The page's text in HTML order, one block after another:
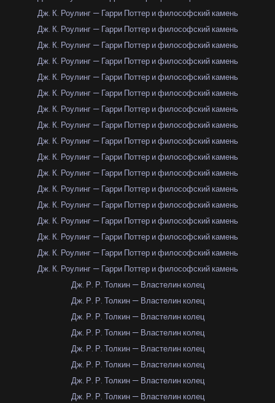
Дж. К. Роулинг — Гарри Поттер и философский камень
Дж. К. Роулинг — Гарри Поттер и философский камень
Дж. К. Роулинг — Гарри Поттер и философский камень
Дж. К. Роулинг — Гарри Поттер и философский камень
Дж. К. Роулинг — Гарри Поттер и философский камень
Дж. К. Роулинг — Гарри Поттер и философский камень
Дж. К. Роулинг — Гарри Поттер и философский камень
Дж. К. Роулинг — Гарри Поттер и философский камень
Дж. К. Роулинг — Гарри Поттер и философский камень
Дж. К. Роулинг — Гарри Поттер и философский камень
Дж. К. Роулинг — Гарри Поттер и философский камень
Дж. К. Роулинг — Гарри Поттер и философский камень
Дж. К. Роулинг — Гарри Поттер и философский камень
Дж. К. Роулинг — Гарри Поттер и философский камень
Дж. К. Роулинг — Гарри Поттер и философский камень
Дж. К. Роулинг — Гарри Поттер и философский камень
Дж. К. Роулинг — Гарри Поттер и философский камень
Дж. Р. Р. Толкин — Властелин колец
Дж. Р. Р. Толкин — Властелин колец
Дж. Р. Р. Толкин — Властелин колец
Дж. Р. Р. Толкин — Властелин колец
Дж. Р. Р. Толкин — Властелин колец
Дж. Р. Р. Толкин — Властелин колец
Дж. Р. Р. Толкин — Властелин колец
Дж. Р. Р. Толкин — Властелин колец